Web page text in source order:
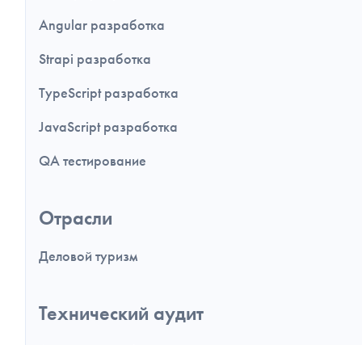
Angular разработка
Strapi разработка
TypeScript разработка
JavaScript разработка
QA тестирование
Отрасли
Деловой туризм
Технический аудит